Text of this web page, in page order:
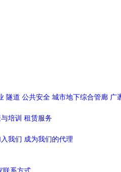
隧道 公共安全 城市地下综合管廊 广
培训 租赁服务
我们 成为我们的代理